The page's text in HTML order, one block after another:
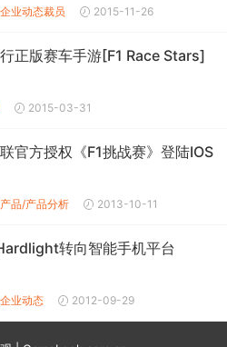
业动态裁员 2015-11-26
正版赛车手游[F1 Race Stars]
2015-03-31
官方授权《F1挑战赛》登陆IOS
品/产品分析 2013-10-11
转向智能手机平台
业动态 2012-09-29